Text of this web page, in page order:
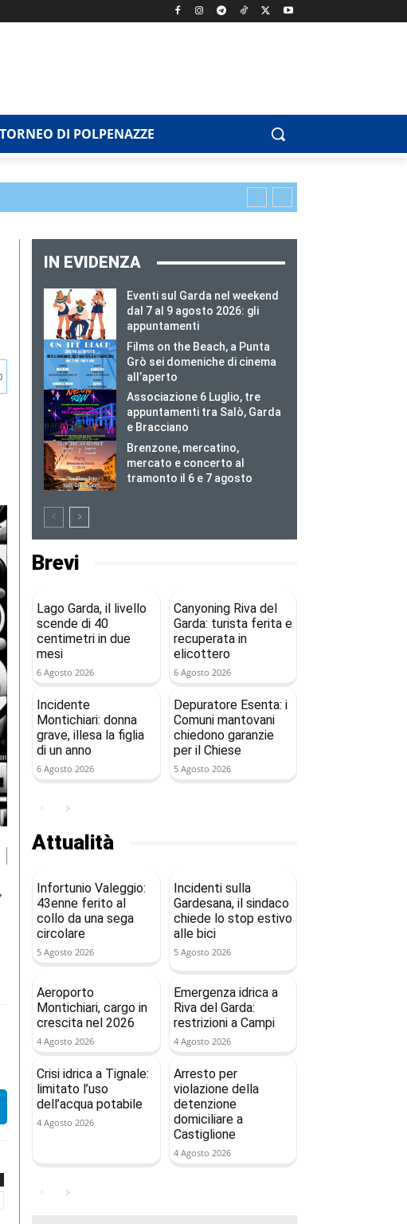
TORNEO DI POLPENAZZE
IN EVIDENZA
Eventi sul Garda nel weekend
dal 7 al 9 agosto 2026: gli
appuntamenti
Films on the Beach, a Punta
Grò sei domeniche di cinema
all’aperto
Associazione 6 Luglio, tre
appuntamenti tra Salò, Garda
e Bracciano
Brenzone, mercatino,
mercato e concerto al
tramonto il 6 e 7 agosto
Brevi
Lago Garda, il livello
scende di 40
centimetri in due
mesi
6 Agosto 2026
Canyoning Riva del
Garda: turista ferita e
recuperata in
elicottero
6 Agosto 2026
Incidente
Montichiari: donna
grave, illesa la figlia
di un anno
6 Agosto 2026
Depuratore Esenta: i
Comuni mantovani
chiedono garanzie
per il Chiese
5 Agosto 2026
Attualità
Infortunio Valeggio:
43enne ferito al
collo da una sega
circolare
5 Agosto 2026
Incidenti sulla
Gardesana, il sindaco
chiede lo stop estivo
alle bici
5 Agosto 2026
Aeroporto
Montichiari, cargo in
crescita nel 2026
4 Agosto 2026
Emergenza idrica a
Riva del Garda:
restrizioni a Campi
4 Agosto 2026
Crisi idrica a Tignale:
limitato l’uso
dell’acqua potabile
4 Agosto 2026
Arresto per
violazione della
detenzione
domiciliare a
Castiglione
4 Agosto 2026